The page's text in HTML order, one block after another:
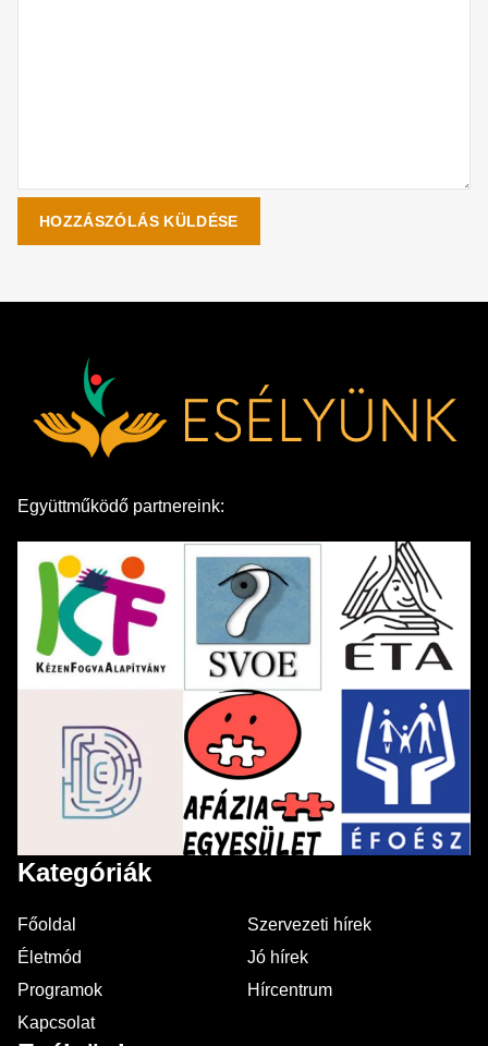
Együttműködő partnereink:
Kategóriák
Főoldal
Szervezeti hírek
Életmód
Jó hírek
Programok
Hírcentrum
Kapcsolat